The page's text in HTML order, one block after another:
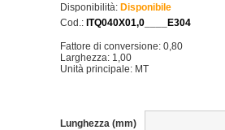
Disponibilità: Disponibile
Cod.: ITQ040X01,0____E304
Fattore di conversione: 0,80
Larghezza: 1,00
Unità principale: MT
Lunghezza (mm)